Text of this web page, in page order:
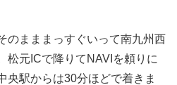
のまままっすぐいって南九州西
松元ICで降りてNAVIを頼りに
央駅からは30分ほどで着きま